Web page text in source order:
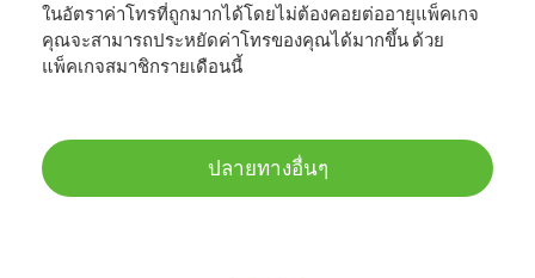
ในอัตราค่าโทรที่ถูกมากได้โดยไม่ต้องคอยต่ออายุแพ็คเกจ
คุณจะสามารถประหยัดค่าโทรของคุณได้มากขึ้น ด้วย
แพ็คเกจสมาชิกรายเดือนนี้
ปลายทางอื่นๆ